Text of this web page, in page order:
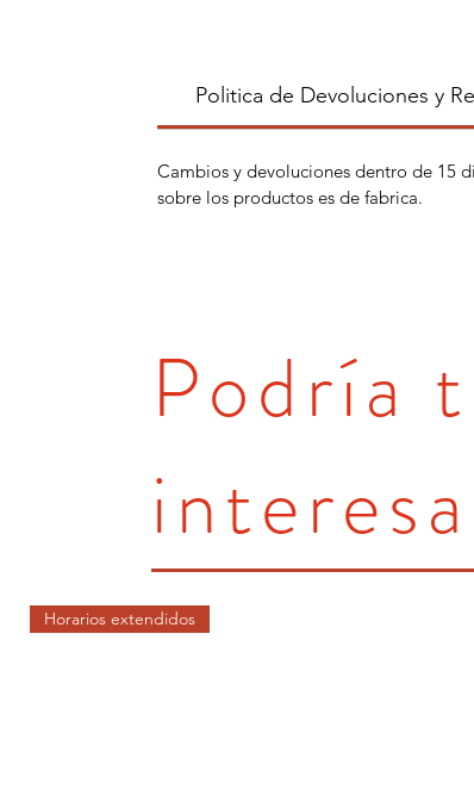
Politica de Devoluciones y
Cambios y devoluciones dentro de 15
sobre los productos es de fabrica.
Horarios extendidos
Podría